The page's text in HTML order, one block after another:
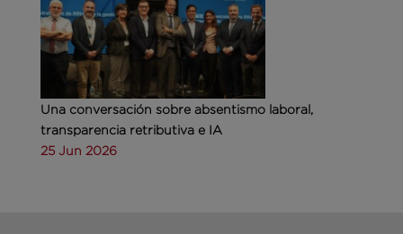
Una conversación sobre absentismo laboral,
transparencia retributiva e IA
25 Jun 2026